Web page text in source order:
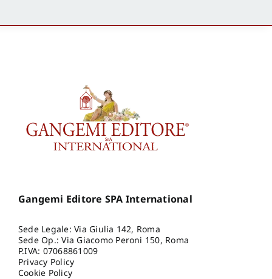
Gangemi Editore SPA International
Sede Legale: Via Giulia 142, Roma
Sede Op.: Via Giacomo Peroni 150, Roma
P.IVA: 07068861009
Privacy Policy
Cookie Policy